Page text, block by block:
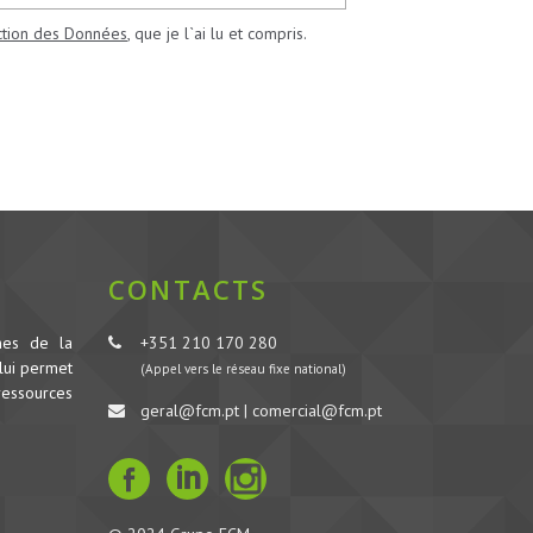
des Données, que je l`ai lu et compris.
de la
permet
CONTACTS
+351 210 170 280
(Appel vers le réseau fixe national)
geral@fcm.pt | comercial@fcm.pt